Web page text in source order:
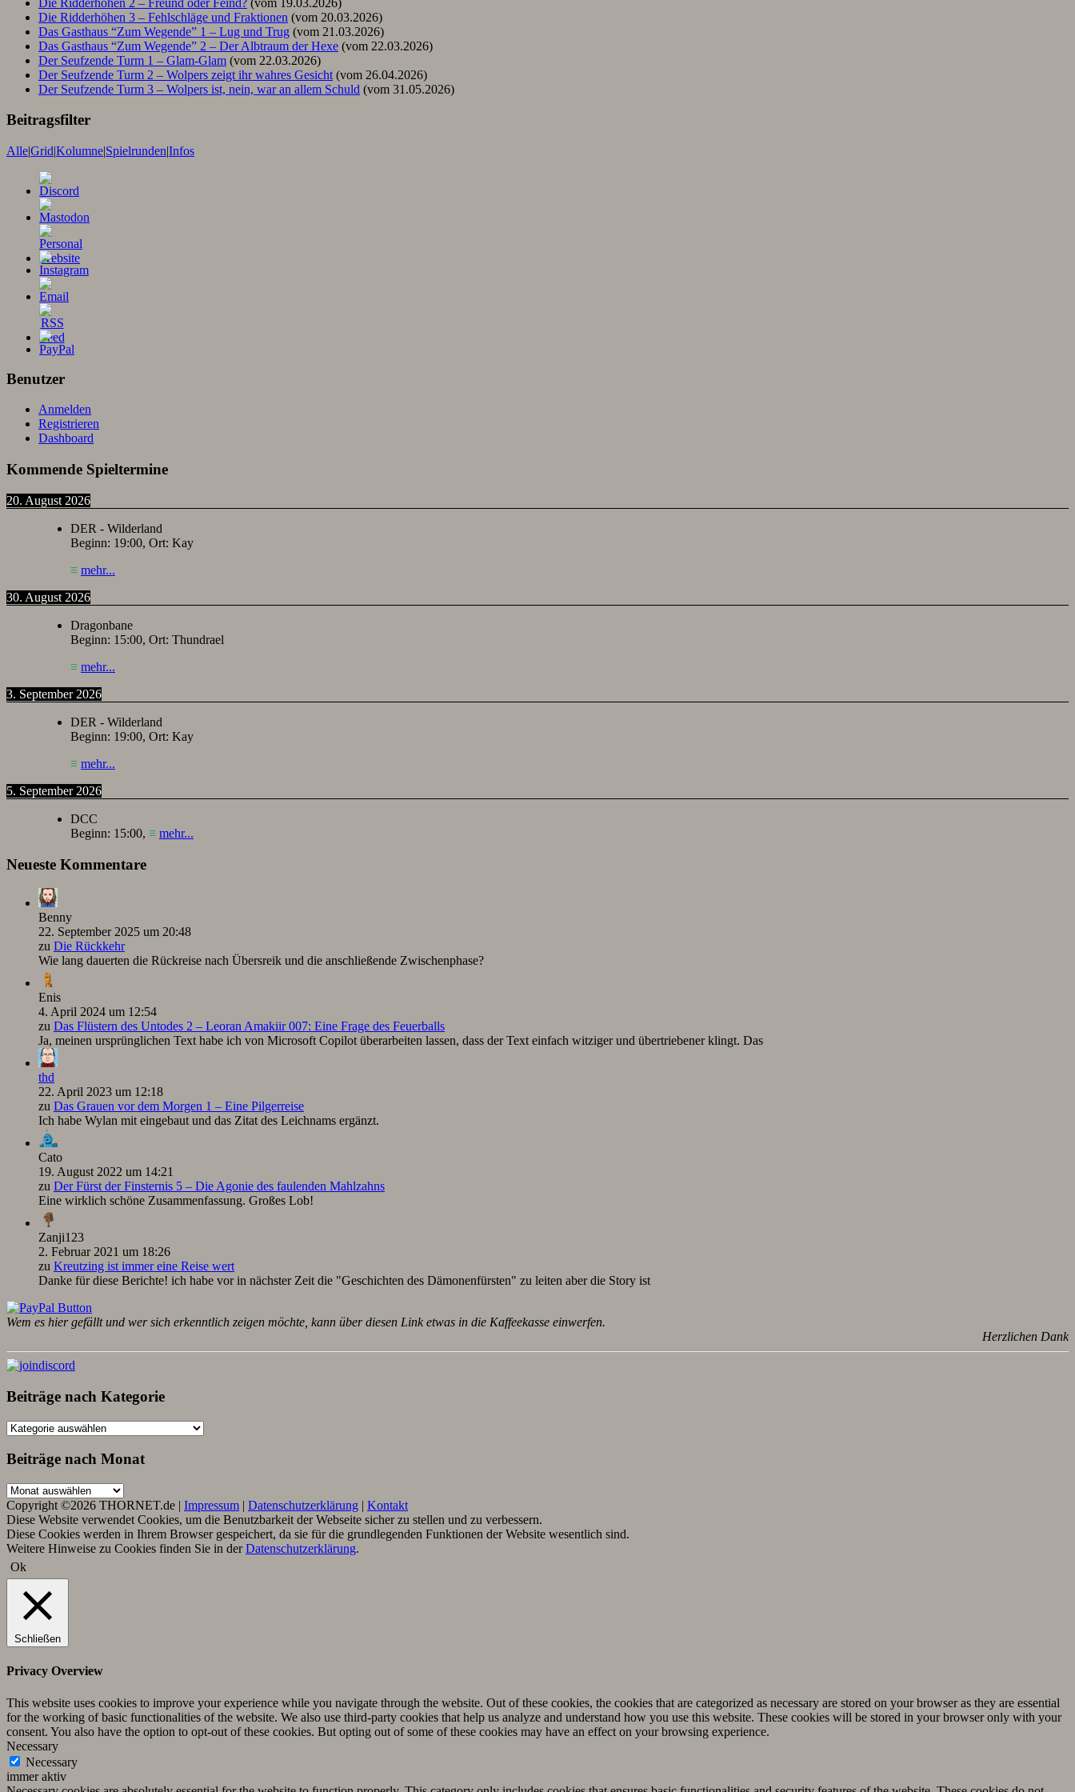
Die Ridderhöhen 3 – Fehlschläge und Fraktionen (vom 20.03.2026)
Das Gasthaus “Zum Wegende” 1 – Lug und Trug (vom 21.03.2026)
Das Gasthaus “Zum Wegende” 2 – Der Albtraum der Hexe (vom 22.03.2026)
Der Seufzende Turm 1 – Glam-Glam (vom 22.03.2026)
Der Seufzende Turm 2 – Wolpers zeigt ihr wahres Gesicht (vom 26.04.2026)
Der Seufzende Turm 3 – Wolpers ist, nein, war an allem Schuld (vom 31.05.2026)
Beitragsfilter
Alle|Grid|Kolumne|Spielrunden|Infos
Benutzer
Anmelden
Registrieren
Dashboard
Kommende Spieltermine
20. August 2026
DER - Wilderland
Beginn: 19:00, Ort: Kay
≡ mehr...
30. August 2026
Dragonbane
Beginn: 15:00, Ort: Thundrael
≡ mehr...
3. September 2026
DER - Wilderland
Beginn: 19:00, Ort: Kay
≡ mehr...
5. September 2026
DCC
Beginn: 15:00, ≡ mehr...
Neueste Kommentare
Benny
22. September 2025 um 20:48
zu Die Rückkehr
Wie lang dauerten die Rückreise nach Übersreik und die anschließende Zwischenphase?
Enis
4. April 2024 um 12:54
zu Das Flüstern des Untodes 2 – Leoran Amakiir 007: Eine Frage des Feuerballs
Ja, meinen ursprünglichen Text habe ich von Microsoft Copilot überarbeiten lassen, dass der Text einfach witziger und übertriebener klingt. Das
thd
22. April 2023 um 12:18
zu Das Grauen vor dem Morgen 1 – Eine Pilgerreise
Ich habe Wylan mit eingebaut und das Zitat des Leichnams ergänzt.
Cato
19. August 2022 um 14:21
zu Der Fürst der Finsternis 5 – Die Agonie des faulenden Mahlzahns
Eine wirklich schöne Zusammenfassung. Großes Lob!
Zanji123
2. Februar 2021 um 18:26
zu Kreutzing ist immer eine Reise wert
Danke für diese Berichte! ich habe vor in nächster Zeit die "Geschichten des Dämonenfürsten" zu leiten aber die Story ist
Wem es hier gefällt und wer sich erkenntlich zeigen möchte, kann über diesen Link etwas in die Kaffeekasse einwerfen.
Herzlichen Dank
Beiträge nach Kategorie
Beiträge
Kategorie
Beiträge nach Monat
Beiträge
nach
Monat
Copyright ©2026 THORNET.de | Impressum | Datenschutzerklärung | Kontakt
Diese Website verwendet Cookies, um die Benutzbarkeit der Webseite sicher zu stellen und zu verbessern.
Diese Cookies werden in Ihrem Browser gespeichert, da sie für die grundlegenden Funktionen der Website wesentlich sind.
Weitere Hinweise zu Cookies finden Sie in derDatenschutzerklärung.
Ok
Schließen
Privacy Overview
This website uses cookies to improve your experience while you navigate through the website. Out of these cookies, the cookies that are categorized as necessary are stored on your browser as they are essential
for the working of basic functionalities of the website. We also use third-party cookies that help us analyze and understand how you use this website. These cookies will be stored in your browser only with your
consent. You also have the option to opt-out of these cookies. But opting out of some of these cookies may have an effect on your browsing experience.
Necessary
Necessary
immer aktiv